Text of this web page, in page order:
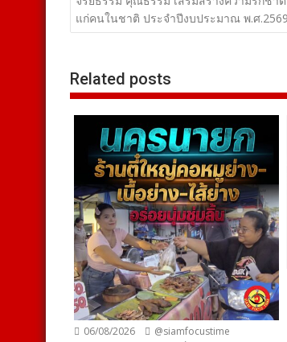
เรื่อง
แก่คนในชาติ ประจำปีงบประมาณ พ.ศ.2569
Related posts
06/08/2026 @siamfocustime